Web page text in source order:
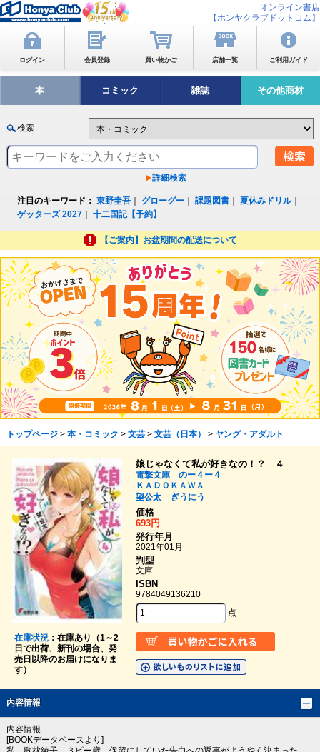
オンライン書店
【ホンヤクラブドットコム】
ログイン 会員登録 買い物かご 店舗一覧 ご利用ガイド
本 コミック 雑誌 その他商材
検索
詳細検索
注目のキーワード： 東野圭吾 グローグー ｜課題図書 ｜夏休みドリル｜
ゲッターズ 2027 ｜十二国記【予約】
【ご案内】お盆期間の配送について
トップページ> 本・コミック > 文芸> 文芸（日本） > ヤング・アダルト
在庫状況：在庫あり（1～2
日で出荷、新刊の場合、発
売日以降のお届けになりま
す）
娘じゃなくて私が好きなの！？ ４
電撃文庫 のー４ー４
ＫＡＤＯＫＡＷＡ
望公太
ぎうにう
価格
693円
発行年月
2021年01月
判型
文庫
ISBN
9784049136210
点
内容情報
内容情報
[BOOKデータベースより]